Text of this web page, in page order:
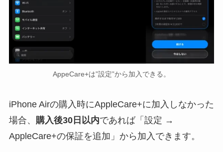
AppeCare+は”設定”から加入できる。
iPhone Airの購入時にAppleCare+に加入しなかった
場合、 購入後30日以内であれば「設定 →
AppleCare+の保証を追加」から加入できます。